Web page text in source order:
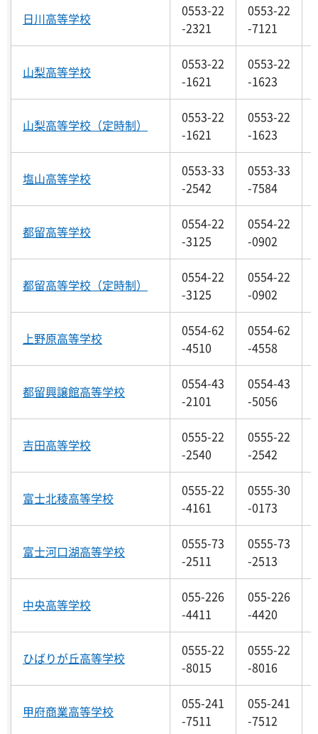
日川高等学校
0553-22
-2321
0553-22
-7121
山梨高等学校
0553-22
-1621
0553-22
-1623
山梨高等学校（定時制）
0553-22
-1621
0553-22
-1623
塩山高等学校
0553-33
-2542
0553-33
-7584
都留高等学校
0554-22
-3125
0554-22
-0902
都留高等学校（定時制）
0554-22
-3125
0554-22
-0902
上野原高等学校
0554-62
-4510
0554-62
-4558
都留興譲館高等学校
0554-43
-2101
0554-43
-5056
吉田高等学校
0555-22
-2540
0555-22
-2542
富士北稜高等学校
0555-22
-4161
0555-30
-0173
富士河口湖高等学校
0555-73
-2511
0555-73
-2513
中央高等学校
055-226
-4411
055-226
-4420
ひばりが丘高等学校
0555-22
-8015
0555-22
-8016
甲府商業高等学校
055-241
-7511
055-241
-7512